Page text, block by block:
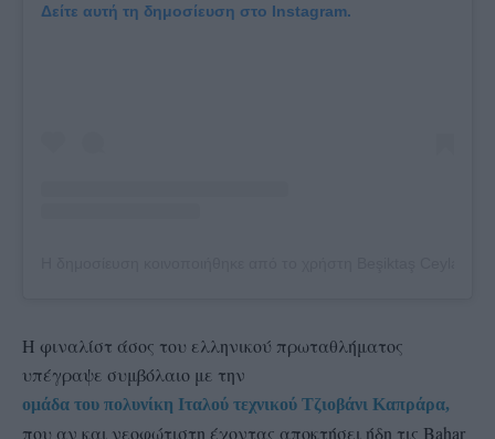
Δείτε αυτή τη δημοσίευση στο Instagram.
Η φιναλίστ άσος του ελληνικού πρωταθλήματος
υπέγραψε συμβόλαιο με την
ομάδα του πολυνίκη Ιταλού τεχνικού Τζιοβάνι Καπράρα,
που αν και νεοφώτιστη έχοντας αποκτήσει ήδη τις Bahar